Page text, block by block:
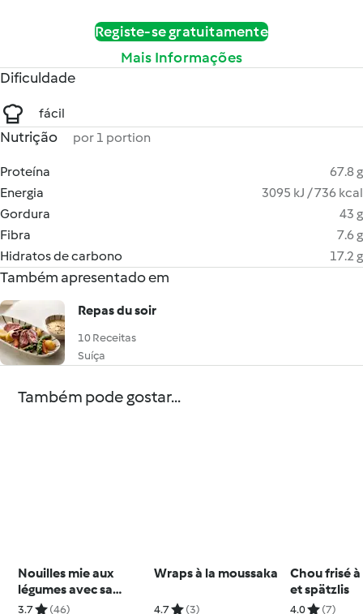
Registe-se gratuitamente
Mais Informações
Dificuldade
fácil
Nutrição por 1 portion
Proteína
67.8 g
Energia
3095 kJ / 736 kcal
Gordura
43 g
Fibra
7.6 g
Hidratos de carbono
17.2 g
Também apresentado em
Repas du soir
10 Receitas
Suíça
Também pode gostar...
Nouilles mie aux
légumes avec sa
sauce coco–
3.7 (46)
Wraps à la moussaka
4.7 (3)
Chou frisé
et spätzlis
4.0 (7)